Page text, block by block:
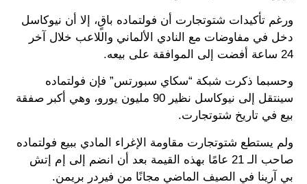
ورغم تأكيدات شتوتجارت أن فولتماده باقٍ، إلا أن نيوكاسل
دخل في مفاوضات مع النادي الألماني واللاعب خلال آخر
24 ساعة أفضت إلى الموافقة على بيعه.
وحسبما ذكرت شبكة “سكاي سبورتس” فإن فولتماده
سينتقل إلى نيوكاسل نظير 90 مليون يورو، وهي أكبر صفقة
بيع في تاريخ شتوتجارت.
ولم يستطع شتوتجارت مقاومة الإغراء المادي ببيع فولتماده
صاحب الـ 21 عامًا بهذه القيمة بعد أن انضم إلى إم إتش
بي آرينا في الصيف الماضي مجانًا من فيردر بريمن.